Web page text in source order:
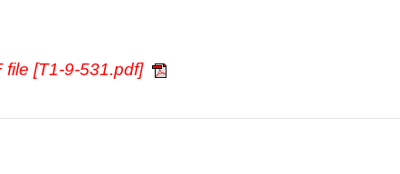
file [T1-9-531.pdf]